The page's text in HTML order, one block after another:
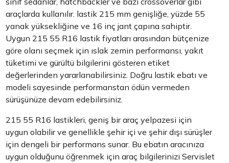
araçlarda kullanılır. lastik 215 mm genişliğe, yüzde 55
yanak yüksekliğine ve 16 inç jant çapına sahiptir.
Uygun 215 55 R16 lastik fiyatları arasından bütçenize
göre olanı seçmek için ıslak zemin performansı, yakıt
tüketimi ve gürültü bilgilerini gösteren etiket
değerlerinden yararlanabilirsiniz. Doğru lastik ebatı ve
modeli sayesinde performanstan ödün vermeden
sürüşünüze devam edebilirsiniz.
215 55 R16 lastikleri, geniş bir araç yelpazesi için
uygun olabilir ve genellikle şehir içi ve şehir dışı sürüşler
için dengeli bir performans sunar. Bu ebatın aracınıza
uygun olduğunu öğrenmek için araç bilgilerinizi Servislet